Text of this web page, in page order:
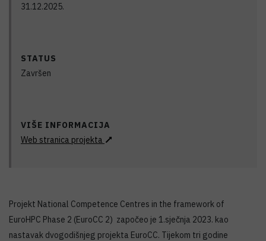
31.12.2025.
STATUS
Završen
VIŠE INFORMACIJA
Web stranica projekta
Projekt National Competence Centres in the framework of
EuroHPC Phase 2 (EuroCC 2) započeo je 1.sječnja 2023. kao
nastavak dvogodišnjeg projekta EuroCC. Tijekom tri godine